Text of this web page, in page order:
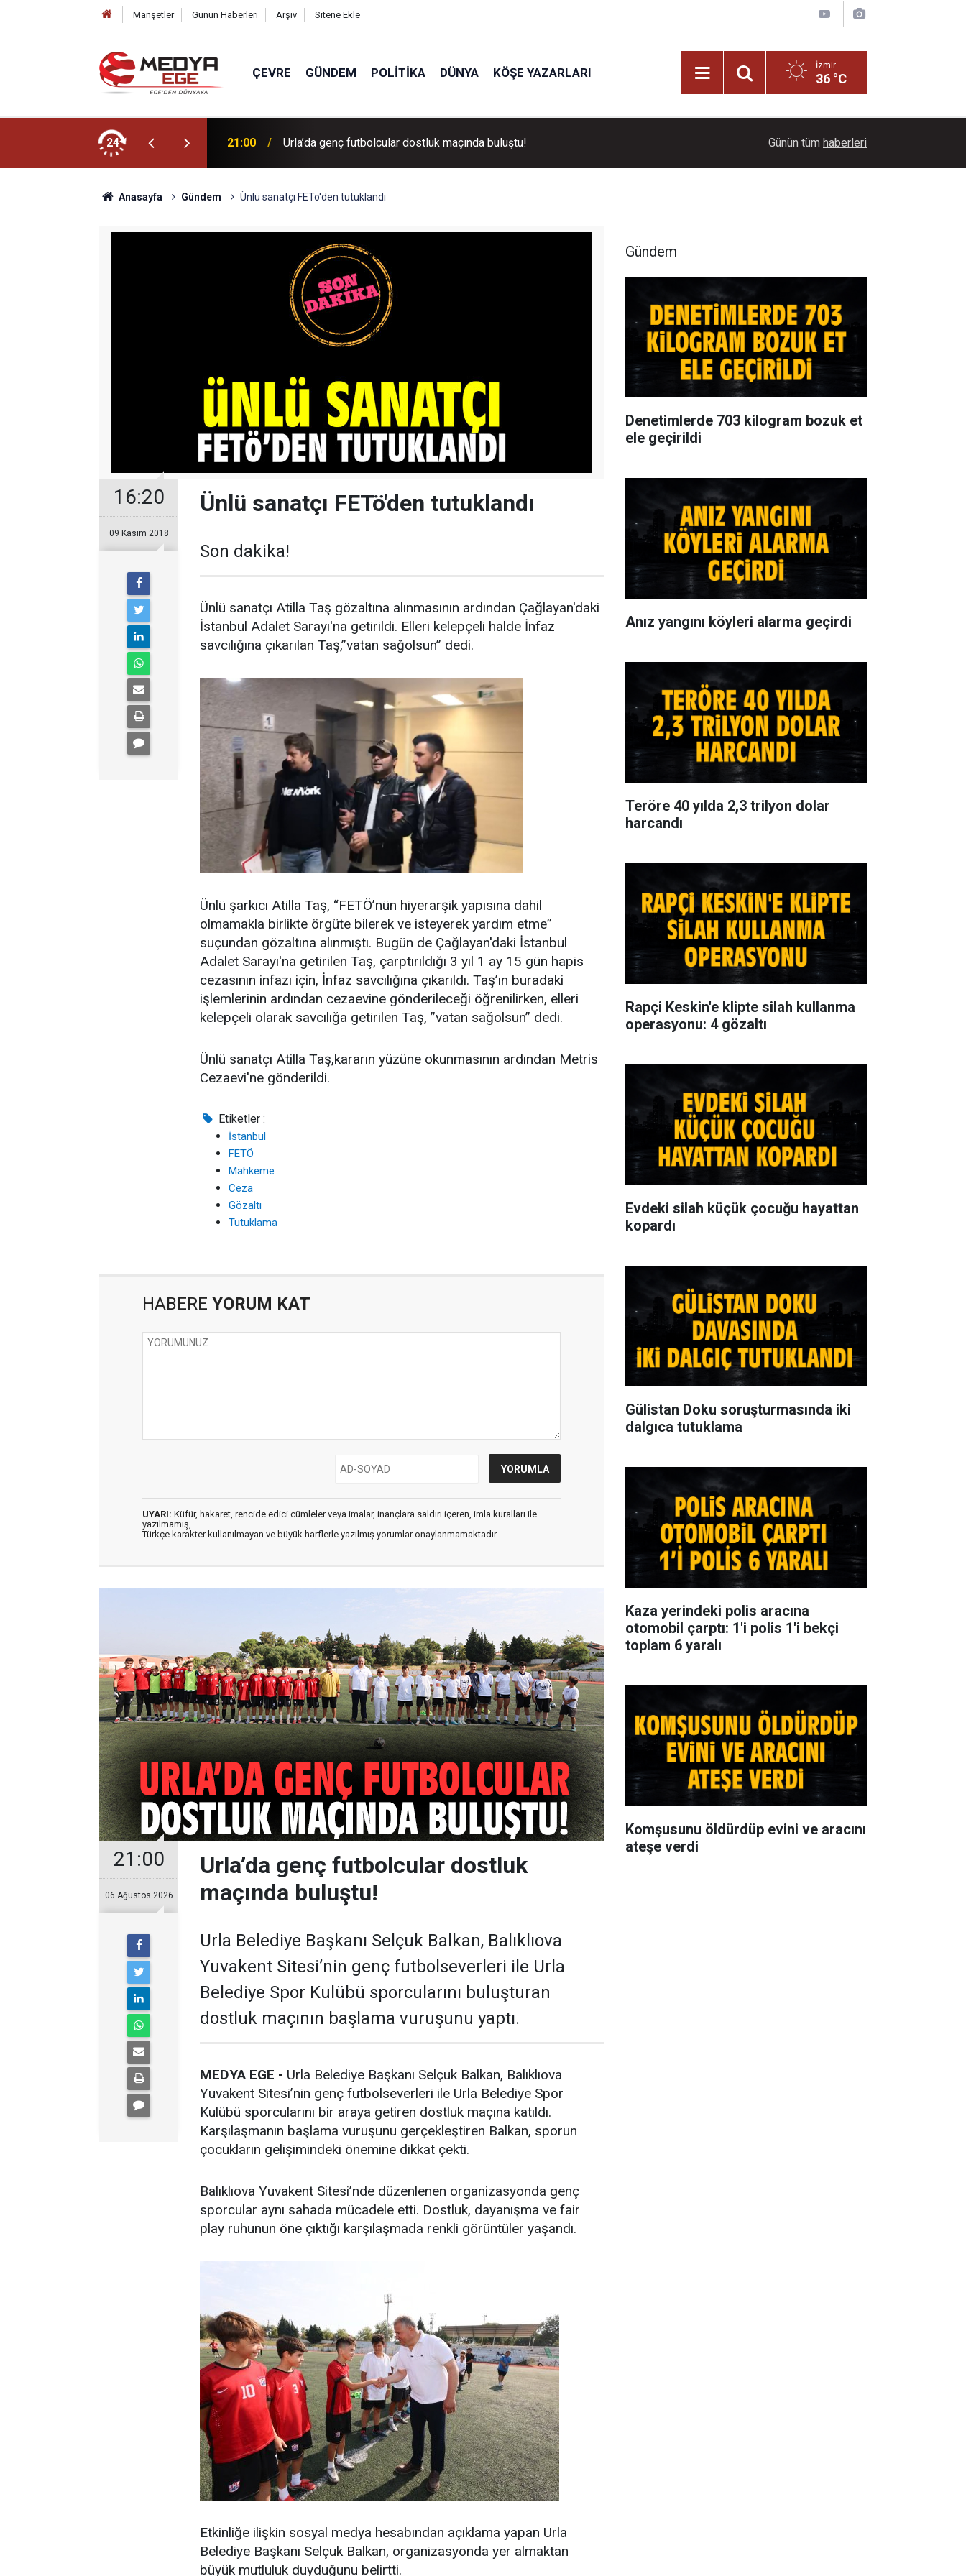
Manşetler Günün Haberleri Arşiv Sitene Ekle
ÇEVRE GÜNDEM POLITIKA DÜNYA KÖŞE YAZARLARI İzmir
36 °C
24 21:00
Hakan Çelebi kimdir? Futbol sahalarından “Yeraltı”nın Paşa’sına uzanan
kariyeri ve suç duyurusu gündemi
Başkan Vekili Benzer: Tarihi mirasa sahip
Günün tüm haberleri
Anasayfa Gündem Ünlü sanatçı FETö'den tutuklandı
16:20
09 Kasım 2018
Ünlü sanatçı FETö'den tutuklandı
Son dakika!
Ünlü sanatçı Atilla Taş gözaltına alınmasının ardından Çağlayan'daki
İstanbul Adalet Sarayı'na getirildi. Elleri kelepçeli halde İnfaz
savcılığına çıkarılan Taş,”vatan sağolsun” dedi.
Ünlü şarkıcı Atilla Taş, “FETÖ’nün hiyerarşik yapısına dahil
olmamakla birlikte örgüte bilerek ve isteyerek yardım etme”
suçundan gözaltına alınmıştı. Bugün de Çağlayan'daki İstanbul
Adalet Sarayı'na getirilen Taş, çarptırıldığı 3 yıl 1 ay 15 gün hapis
cezasının infazı için, İnfaz savcılığına çıkarıldı. Taş’ın buradaki
işlemlerinin ardından cezaevine gönderileceği öğrenilirken, elleri
kelepçeli olarak savcılığa getirilen Taş, ”vatan sağolsun” dedi.
Ünlü sanatçı Atilla Taş,kararın yüzüne okunmasının ardından Metris
Cezaevi'ne gönderildi.
Etiketler :
İstanbul
FETÖ
Mahkeme
Ceza
Gözaltı
Tutuklama
HABERE YORUM KAT
UYARI: Küfür, hakaret, rencide edici cümleler veya imalar, inançlara saldırı içeren, imla kuralları ile
yazılmamış,
Türkçe karakter kullanılmayan ve büyük harflerle yazılmış yorumlar onaylanmamaktadır.
21:00
06 Ağustos 2026
Urla’da genç futbolcular dostluk
maçında buluştu!
Urla Belediye Başkanı Selçuk Balkan, Balıklıova
Yuvakent Sitesi’nin genç futbolseverleri ile Urla
Belediye Spor Kulübü sporcularını buluşturan
dostluk maçının başlama vuruşunu yaptı.
MEDYA EGE - Urla Belediye Başkanı Selçuk Balkan, Balıklıova
Yuvakent Sitesi’nin genç futbolseverleri ile Urla Belediye Spor
Kulübü sporcularını bir araya getiren dostluk maçına katıldı.
Karşılaşmanın başlama vuruşunu gerçekleştiren Balkan, sporun
çocukların gelişimindeki önemine dikkat çekti.
Balıklıova Yuvakent Sitesi’nde düzenlenen organizasyonda genç
sporcular aynı sahada mücadele etti. Dostluk, dayanışma ve fair
play ruhunun öne çıktığı karşılaşmada renkli görüntüler yaşandı.
Etkinliğe ilişkin sosyal medya hesabından açıklama yapan Urla
Belediye Başkanı Selçuk Balkan, organizasyonda yer almaktan
büyük mutluluk duyduğunu belirtti.
Gündem
Denetimlerde 703 kilogram bozuk et
ele geçirildi
Anız yangını köyleri alarma geçirdi
Teröre 40 yılda 2,3 trilyon dolar
harcandı
Rapçi Keskin'e klipte silah kullanma
operasyonu: 4 gözaltı
Evdeki silah küçük çocuğu hayattan
kopardı
Gülistan Doku soruşturmasında iki
dalgıca tutuklama
Kaza yerindeki polis aracına
otomobil çarptı: 1'i polis 1'i bekçi
toplam 6 yaralı
Komşusunu öldürdüp evini ve aracını
ateşe verdi